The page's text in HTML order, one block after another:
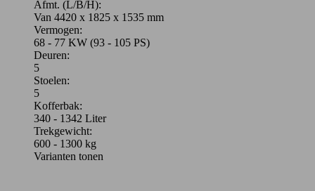
Benzine
Model Version
Afmt. (L/B/H):
Van 4420 x 1825 x 1535 mm
Vermogen:
68 - 77 KW (93 - 105 PS)
Deuren:
5
Stoelen:
5
Kofferbak:
340 - 1342 Liter
Trekgewicht:
600 - 1300 kg
Varianten tonen